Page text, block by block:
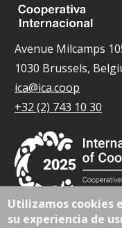
Avenue Milcamps
1030 Brussels,
ica@ica.coop
+32 (2) 743 10 30
Utilizamos cookies
su experiencia de